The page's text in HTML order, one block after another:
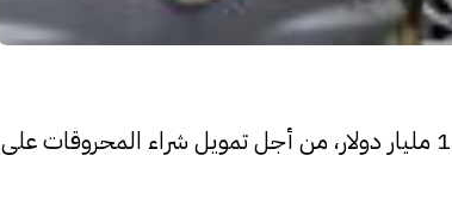
وقّعت تونس اتفاقا مع المؤسسة الدولية الإسلامية لتمويل التجارة لاقتراض 1.2 مليار دولار، من أجل تمويل شراء المحروقات على